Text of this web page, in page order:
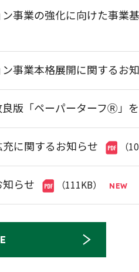
事業の強化に向けた事業
事業本格展開に関するお
版「ペーパーターフⓇ」
に関するお知らせ （
らせ （111KB）